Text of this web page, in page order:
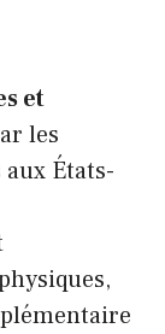
et
les
États-